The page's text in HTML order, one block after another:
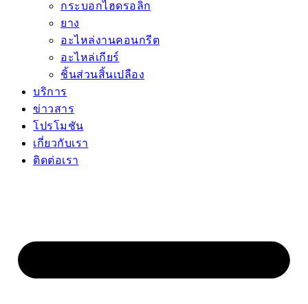
กระบอกไฮดรอลิก
ยาง
อะไหล่งานคอนกรีต
อะไหล่เกียร์
ชิ้นส่วนสิ้นเปลือง
บริการ
ข่าวสาร
โปรโมชัน
เกี่ยวกับเรา
ติดต่อเรา